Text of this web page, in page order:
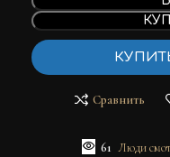
Сравнить
61 Люди